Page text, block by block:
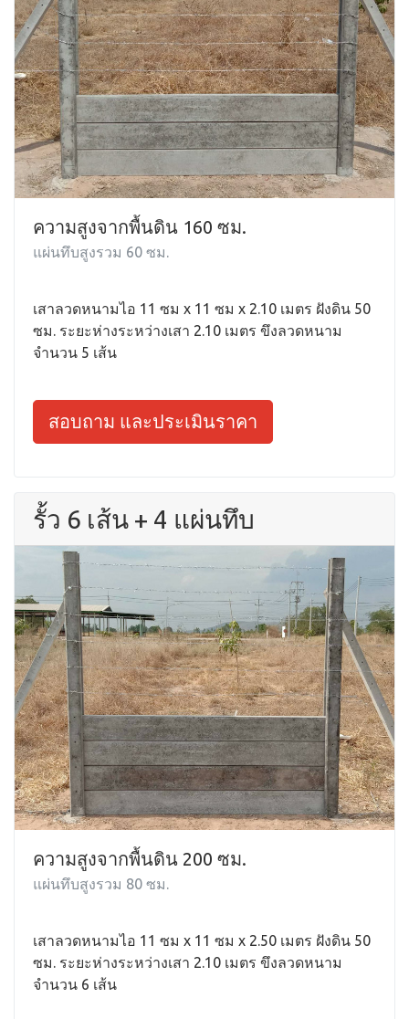
ความสูงจากพื้นดิน 160 ซม.
แผ่นทึบสูงรวม 60 ซม.
เสาลวดหนามไอ 11 ซม x 11 ซม x 2.10 เมตร ฝังดิน 50
ซม. ระยะห่างระหว่างเสา 2.10 เมตร ขึงลวดหนาม
จำนวน 5 เส้น
สอบถาม และประเมินราคา
รั้ว 6 เส้น + 4 แผ่นทึบ
ความสูงจากพื้นดิน 200 ซม.
แผ่นทึบสูงรวม 80 ซม.
เสาลวดหนามไอ 11 ซม x 11 ซม x 2.50 เมตร ฝังดิน 50
ซม. ระยะห่างระหว่างเสา 2.10 เมตร ขึงลวดหนาม
จำนวน 6 เส้น